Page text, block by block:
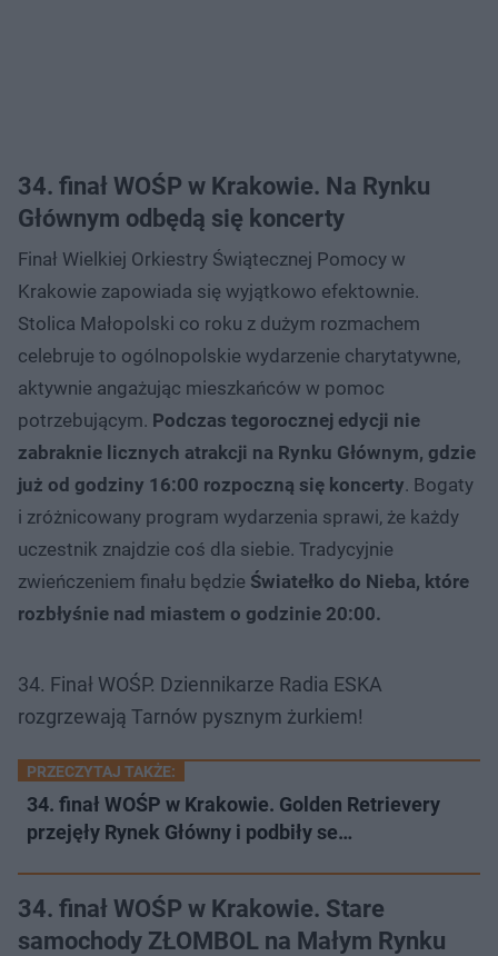
34. finał WOŚP w Krakowie. Na Rynku
Głównym odbędą się koncerty
Finał Wielkiej Orkiestry Świątecznej Pomocy w
Krakowie zapowiada się wyjątkowo efektownie.
Stolica Małopolski co roku z dużym rozmachem
celebruje to ogólnopolskie wydarzenie charytatywne,
aktywnie angażując mieszkańców w pomoc
potrzebującym. Podczas tegorocznej edycji nie
zabraknie licznych atrakcji na Rynku Głównym, gdzie
już od godziny 16:00 rozpoczną się koncerty. Bogaty
i zróżnicowany program wydarzenia sprawi, że każdy
uczestnik znajdzie coś dla siebie. Tradycyjnie
zwieńczeniem finału będzie Światełko do Nieba, które
rozbłyśnie nad miastem o godzinie 20:00.
34. Finał WOŚP. Dziennikarze Radia ESKA
rozgrzewają Tarnów pysznym żurkiem!
PRZECZYTAJ TAKŻE:
34. finał WOŚP w Krakowie. Golden Retrievery
przejęły Rynek Główny i podbiły se…
34. finał WOŚP w Krakowie. Stare
samochody ZŁOMBOL na Małym Rynku